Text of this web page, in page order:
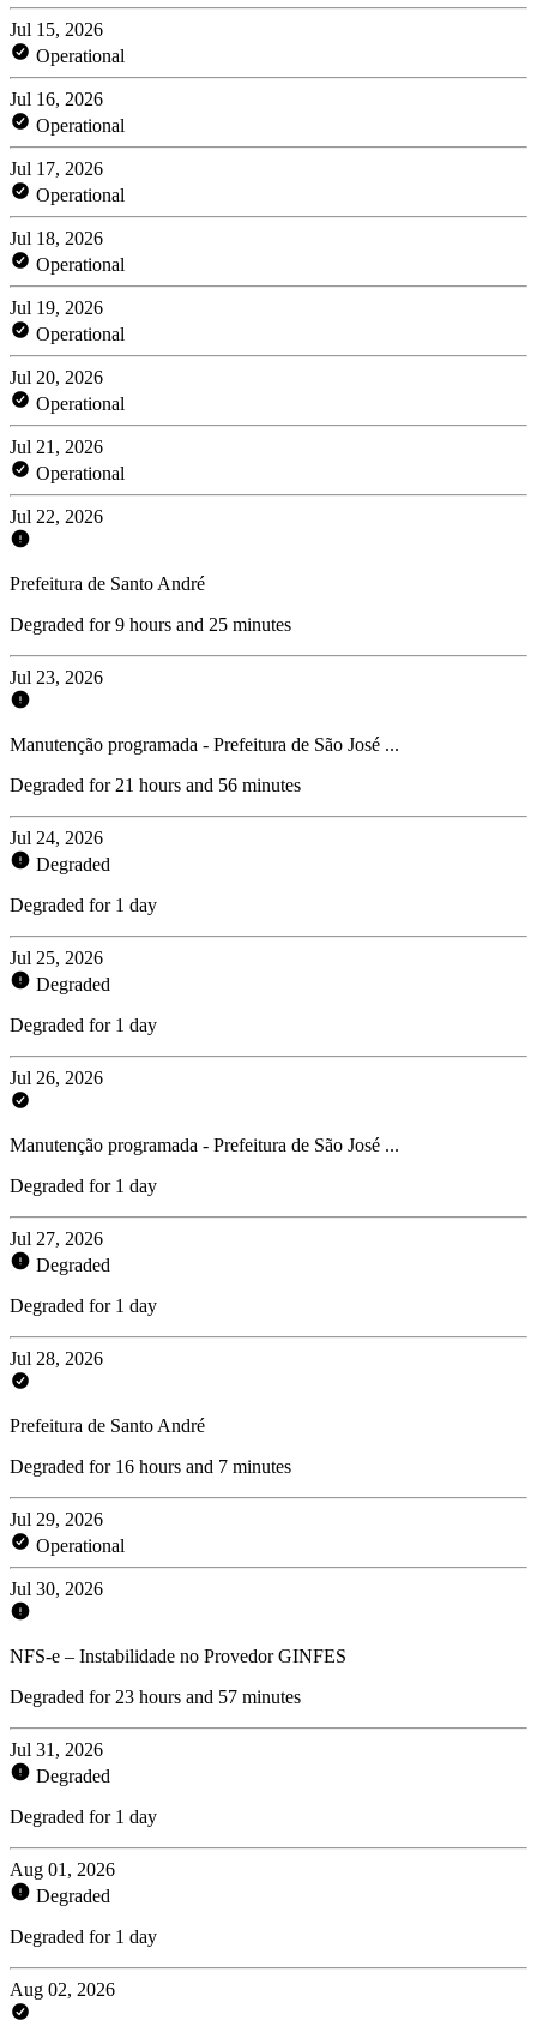
Jul 15, 2026
Operational
Jul 16, 2026
Operational
Jul 17, 2026
Operational
Jul 18, 2026
Operational
Jul 19, 2026
Operational
Jul 20, 2026
Operational
Jul 21, 2026
Operational
Jul 22, 2026
Prefeitura de Santo André
Degraded for 9 hours and 25 minutes
Jul 23, 2026
Manutenção programada - Prefeitura de São José ...
Degraded for 21 hours and 56 minutes
Jul 24, 2026
Degraded
Degraded for 1 day
Jul 25, 2026
Degraded
Degraded for 1 day
Jul 26, 2026
Manutenção programada - Prefeitura de São José ...
Degraded for 1 day
Jul 27, 2026
Degraded
Degraded for 1 day
Jul 28, 2026
Prefeitura de Santo André
Degraded for 16 hours and 7 minutes
Jul 29, 2026
Operational
Jul 30, 2026
NFS-e – Instabilidade no Provedor GINFES
Degraded for 23 hours and 57 minutes
Jul 31, 2026
Degraded
Degraded for 1 day
Aug 01, 2026
Degraded
Degraded for 1 day
Aug 02, 2026